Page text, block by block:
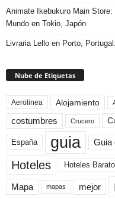
Animate Ikebukuro Main
Mundo en Tokio, Japón
Livraria Lello en Porto,
Nube de Etiquetas
Aerolinea Alojamiento
costumbres Crucero
España guia Guia
Hoteles Hoteles
Mapa mapas mejor